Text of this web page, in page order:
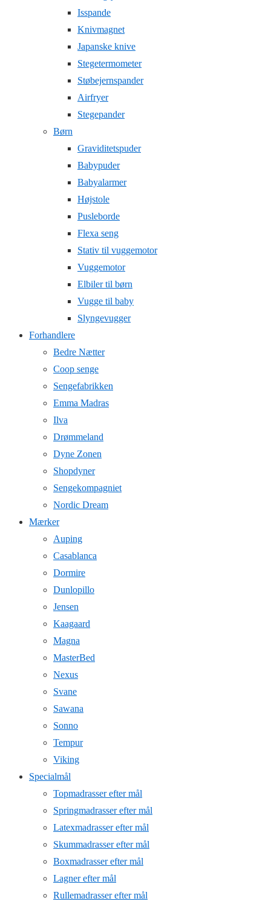
Isspande
Knivmagnet
Japanske knive
Stegetermometer
Støbejernspander
Airfryer
Stegepander
Børn
Graviditetspuder
Babypuder
Babyalarmer
Højstole
Pusleborde
Flexa seng
Stativ til vuggemotor
Vuggemotor
Elbiler til børn
Vugge til baby
Slyngevugger
Forhandlere
Bedre Nætter
Coop senge
Sengefabrikken
Emma Madras
Ilva
Drømmeland
Dyne Zonen
Shopdyner
Sengekompagniet
Nordic Dream
Mærker
Auping
Casablanca
Dormire
Dunlopillo
Jensen
Kaagaard
Magna
MasterBed
Nexus
Svane
Sawana
Sonno
Tempur
Viking
Specialmål
Topmadrasser efter mål
Springmadrasser efter mål
Latexmadrasser efter mål
Skummadrasser efter mål
Boxmadrasser efter mål
Lagner efter mål
Rullemadrasser efter mål